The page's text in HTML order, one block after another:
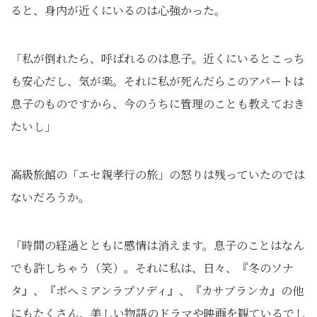
ると、身内が近くにいるのは心強かった。
「私が倒れたら、呼ばれるのは息子。近くにいるとこっち
も安心だし、気が楽。それに私が死んだらこのアパートは
息子のものですから、今のうちに管理のことも教えておき
たいし」
高級旅館の「エセ親孝行の旅」の怒りは残っていたのでは
ないだろうか。
「時間の経過とともに感情は消えます。息子のことはなん
でも許しちゃう（笑）。それに私は、日々、『冬のソナ
タ』、『ボヘミアンラプソディ』、『カサブランカ』の他
にもたくさん、美しい物語のドラマや映画を観ているでし